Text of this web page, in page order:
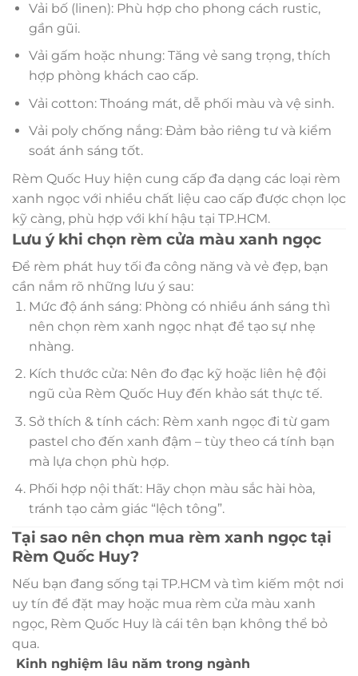
Vải bố (linen): Phù hợp cho phong cách rustic,
gần gũi.
Vải gấm hoặc nhung: Tăng vẻ sang trọng, thích
hợp phòng khách cao cấp.
Vải cotton: Thoáng mát, dễ phối màu và vệ sinh.
Vải poly chống nắng: Đảm bảo riêng tư và kiểm
soát ánh sáng tốt.
Rèm Quốc Huy hiện cung cấp đa dạng các loại rèm
xanh ngọc với nhiều chất liệu cao cấp được chọn lọc
kỹ càng, phù hợp với khí hậu tại TP.HCM.
Lưu ý khi chọn rèm cửa màu xanh ngọc
Để rèm phát huy tối đa công năng và vẻ đẹp, bạn
cần nắm rõ những lưu ý sau:
Mức độ ánh sáng: Phòng có nhiều ánh sáng thì
nên chọn rèm xanh ngọc nhạt để tạo sự nhẹ
nhàng.
Kích thước cửa: Nên đo đạc kỹ hoặc liên hệ đội
ngũ của Rèm Quốc Huy đến khảo sát thực tế.
Sở thích & tính cách: Rèm xanh ngọc đi từ gam
pastel cho đến xanh đậm – tùy theo cá tính bạn
mà lựa chọn phù hợp.
Phối hợp nội thất: Hãy chọn màu sắc hài hòa,
tránh tạo cảm giác “lệch tông”.
Tại sao nên chọn mua rèm xanh ngọc tại
Rèm Quốc Huy?
Nếu bạn đang sống tại TP.HCM và tìm kiếm một nơi
uy tín để đặt may hoặc mua rèm cửa màu xanh
ngọc, Rèm Quốc Huy là cái tên bạn không thể bỏ
qua.
Kinh nghiệm lâu năm trong ngành